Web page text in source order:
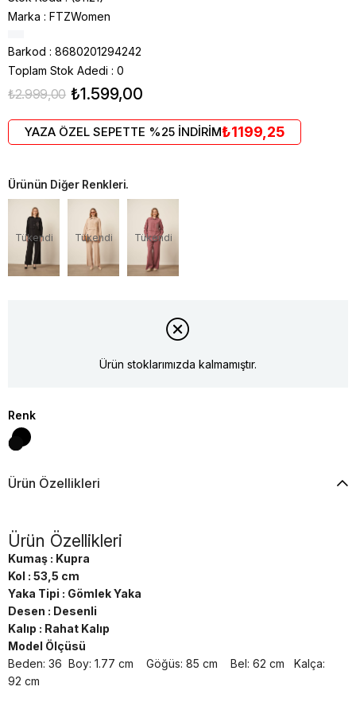
Marka : FTZWomen
Barkod : 8680201294242
Toplam Stok Adedi : 0
₺2.999,00 ₺1.599,00
YAZA ÖZEL SEPETTE %25 İNDİRİM₺1199,25
Ürünün Diğer Renkleri.
Tükendi Tükendi Tükendi
Ürün stoklarımızda kalmamıştır.
Renk
Ürün Özellikleri
Ürün Özellikleri
Kumaş : Kupra
Kol : 53,5 cm
Yaka Tipi : Gömlek Yaka
Desen : Desenli
Kalıp : Rahat Kalıp
Model Ölçüsü
Beden: 36 Boy: 1.77 cm Göğüs: 85 cm Bel: 62 cm Kalça:
92 cm